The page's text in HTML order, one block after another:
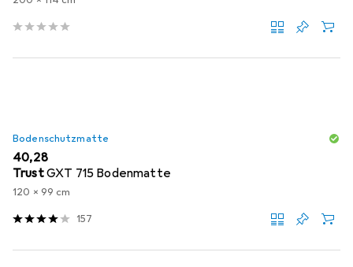
Bodenschutzmatte
EUR
40,28
TrustGXT 715 Bodenmatte
120 x 99 cm
157